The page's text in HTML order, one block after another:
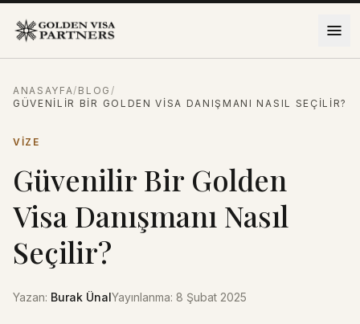
ANASAYFA/ BLOG /
GÜVENILIR BIR GOLDEN VISA DANIŞMANI NASIL SEÇILIR?
VIZE
Güvenilir Bir Golden
Visa Danışmanı Nasıl
Seçilir?
Yazan: Burak ÜnalYayınlanma: 8 Şubat 2025